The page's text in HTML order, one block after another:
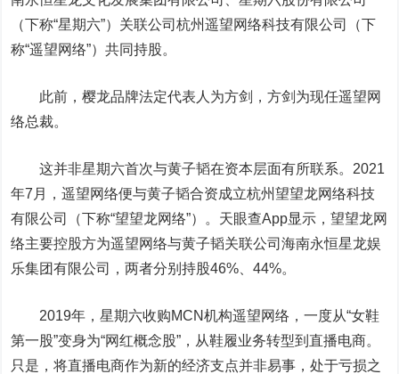
（下称“星期六”）关联公司杭州遥望网络科技有限公司（下
称“遥望网络”）共同持股。
此前，樱龙品牌法定代表人为方剑，方剑为现任遥望网
络总裁。
这并非星期六首次与黄子韬在资本层面有所联系。2021
年7月，遥望网络便与黄子韬合资成立杭州望望龙网络科技
有限公司（下称“望望龙网络”）。天眼查App显示，望望龙网
络主要控股方为遥望网络与黄子韬关联公司海南永恒星龙娱
乐集团有限公司，两者分别持股46%、44%。
2019年，星期六收购MCN机构遥望网络，一度从“女鞋
第一股”变身为“网红概念股”，从鞋履业务转型到直播电商。
只是，将直播电商作为新的经济支点并非易事，处于亏损之